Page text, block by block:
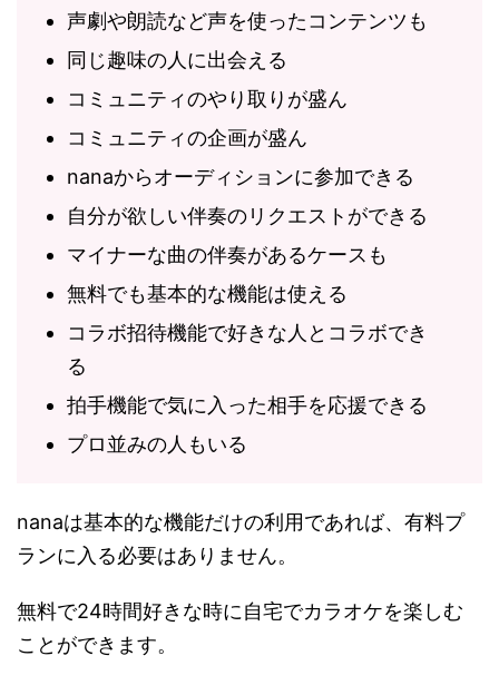
声劇や朗読など声を使ったコンテンツも
同じ趣味の人に出会える
コミュニティのやり取りが盛ん
コミュニティの企画が盛ん
nanaからオーディションに参加できる
自分が欲しい伴奏のリクエストができる
マイナーな曲の伴奏があるケースも
無料でも基本的な機能は使える
コラボ招待機能で好きな人とコラボでき
る
拍手機能で気に入った相手を応援できる
プロ並みの人もいる
nanaは基本的な機能だけの利用であれば、有料プ
ランに入る必要はありません。
無料で24時間好きな時に自宅でカラオケを楽しむ
ことができます。